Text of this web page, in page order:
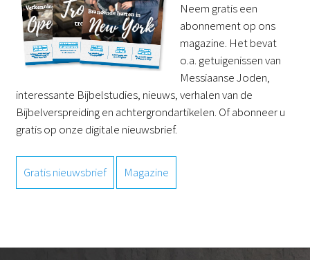
Neem gratis een
abonnement op ons
magazine. Het bevat
o.a. getuigenissen van
Messiaanse Joden,
interessante Bijbelstudies, nieuws, verhalen van de
Bijbelverspreiding en achtergrondartikelen. Of abonneer u
gratis op onze digitale nieuwsbrief.
Gratis nieuwsbrief Magazine